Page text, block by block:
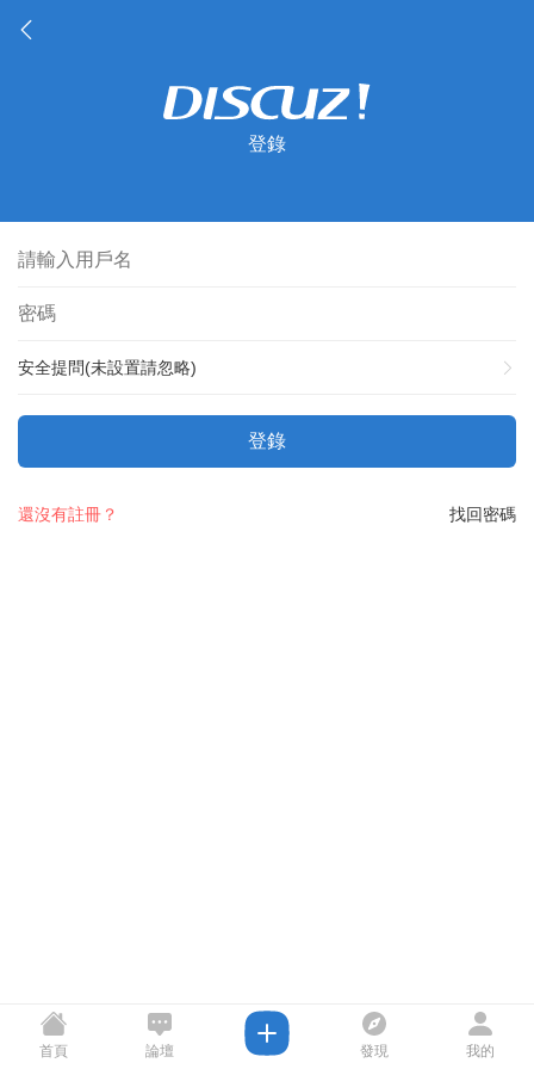
登錄
安全提問(未設置請忽略)
登錄
找回密碼
還沒有註冊？
首頁 論壇 發現 我的